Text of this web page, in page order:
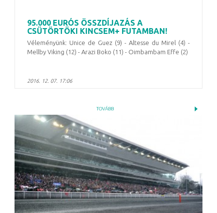
95.000 EURÓS ÖSSZDÍJAZÁS A
CSÜTÖRTÖKI KINCSEM+ FUTAMBAN!
Véleményünk: Unice de Guez (9) - Altesse du Mirel (4) -
Mellby Viking (12) - Arazi Boko (11) - Oimbambam Effe (2)
2016. 12. 07. 17:06
TOVÁBB